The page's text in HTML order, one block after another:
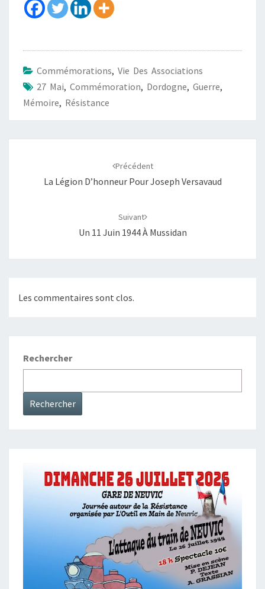
Commémorations, Vie Des Associations
27 Mai, Commémoration, Dordogne, Guerre,
Mémoire, Résistance
Précédent
La Légion D’honneur Pour Joseph Versavaud
Suivant
Un 11 Juin 1944 À Mussidan
Les commentaires sont clos.
Rechercher
Rechercher